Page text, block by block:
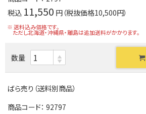
税込 11,550 円（税抜価格10,500円）
※ 送料込み価格です。
ただし北海道・沖縄県・離島は追加送料がかかります。
数量
ばら売り（送料別商品）
商品コード： 92797